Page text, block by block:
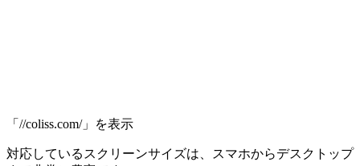
「//coliss.com/」を表示
対応しているスクリーンサイズは、スマホからデスクトップ